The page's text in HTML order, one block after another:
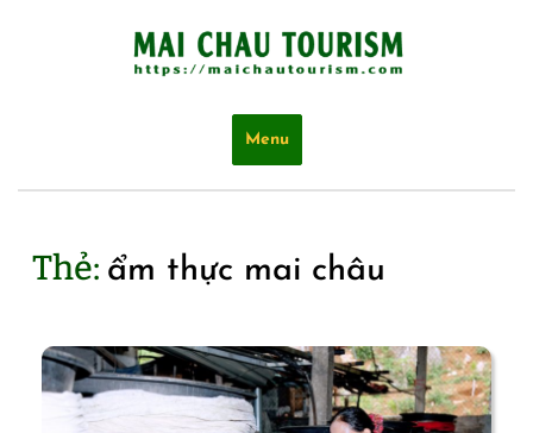
Menu
Thẻ: ẩm thực mai châu